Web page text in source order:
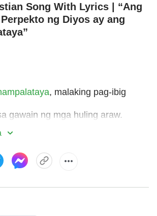
Song With Lyrics | “Ang
ng Diyos ay ang
, malaking pag-ibig
gawain ng mga huling araw.
ka kung 'di ka mag-ingat,
'di tulad noon.
ng sangkatauhan.